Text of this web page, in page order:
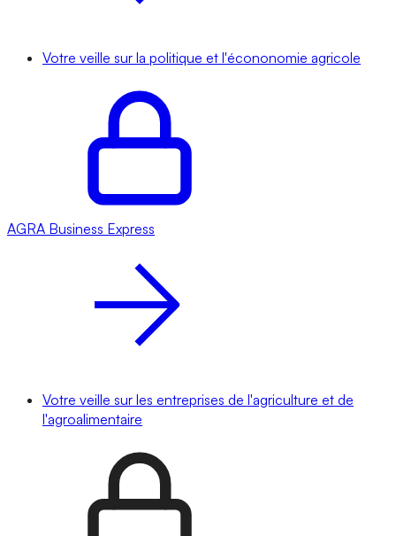
Votre veille sur la politique et l'écononomie agricole
AGRA Business Express
Votre veille sur les entreprises de l'agriculture et de
l'agroalimentaire